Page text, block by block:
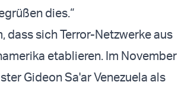
dies.“
dass sich Terror-Netzwerke aus
etablieren. Im November
Gideon Sa'ar Venezuela als